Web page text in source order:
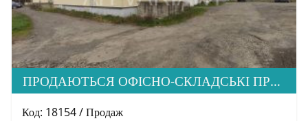
ПРОДАЮТЬСЯ ОФІСНО-СКЛАДСЬКІ ПРИМІЩЕННЯ, С. ВЕЛИКІ ЛАЗИ
Код: 18154 / Продаж